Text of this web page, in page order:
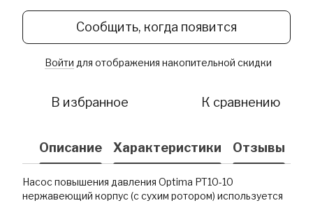
Сообщить, когда появится
Войти для отображения накопительной скидки
В избранное К сравнению
Описание Характеристики Отзывы
Насос повышения давления Optima PT10-10
нержавеющий корпус (с сухим ротором) используется